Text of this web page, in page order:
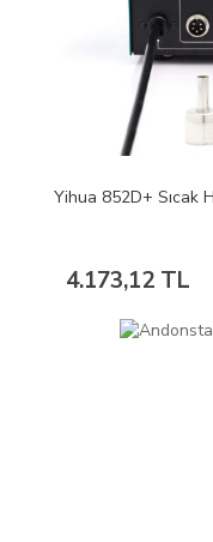
Yihua 852D+ Sıcak
4.173,12 TL